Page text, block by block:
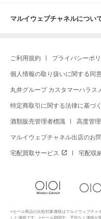
マルイウェブチャネルについ
ご利用規約 プライバシーポ
個人情報の取り扱いに関する同
丸井グループ カスタマーハラス
特定商取引に関する法律に基づ
酒類販売管理者標識 高度管
マルイウェブチャネル出店のお
宅配買取サービス 宅配収
※セール商品の比較対象価格はマルイウェブチ
した価格です。※セール期間中、予告なく価格